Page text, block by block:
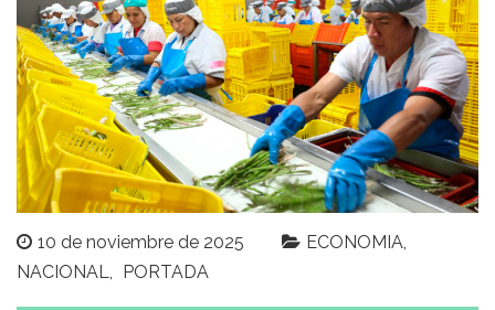
10 de noviembre de 2025
ECONOMIA
NACIONAL
PORTADA